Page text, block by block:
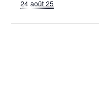
24 août 25